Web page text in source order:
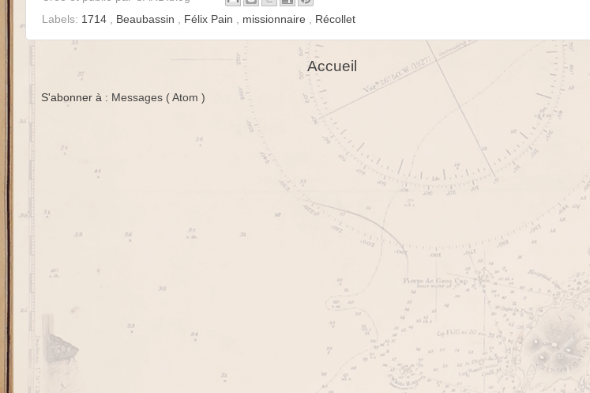
Labels: 1714 Beaubassin Félix Pain missionnaire Récollet
Accueil
S'abonner à : Messages ( Atom )